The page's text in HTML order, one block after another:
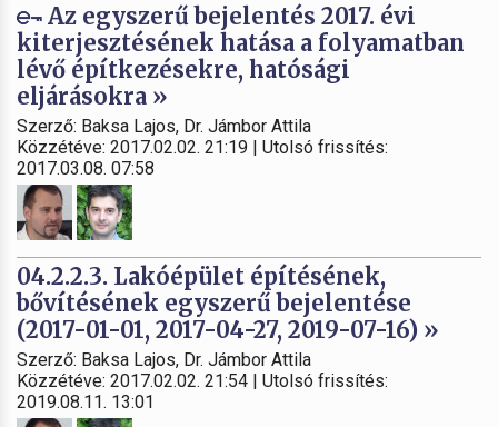
Az egyszerű bejelentés 2017. évi
kiterjesztésének hatása a folyamatban
lévő építkezésekre, hatósági
eljárásokra »
Szerző: Baksa Lajos, Dr. Jámbor Attila
Közzétéve: 2017.02.02. 21:19 | Utolsó frissítés:
2017.03.08. 07:58
04.2.2.3. Lakóépület építésének,
bővítésének egyszerű bejelentése
(2017-01-01, 2017-04-27, 2019-07-16) »
Szerző: Baksa Lajos, Dr. Jámbor Attila
Közzétéve: 2017.02.02. 21:54 | Utolsó frissítés:
2019.08.11. 13:01